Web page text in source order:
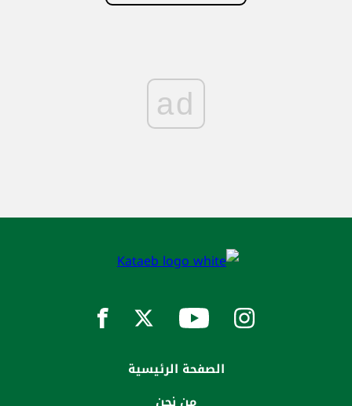
ad
الصفحة الرئيسية